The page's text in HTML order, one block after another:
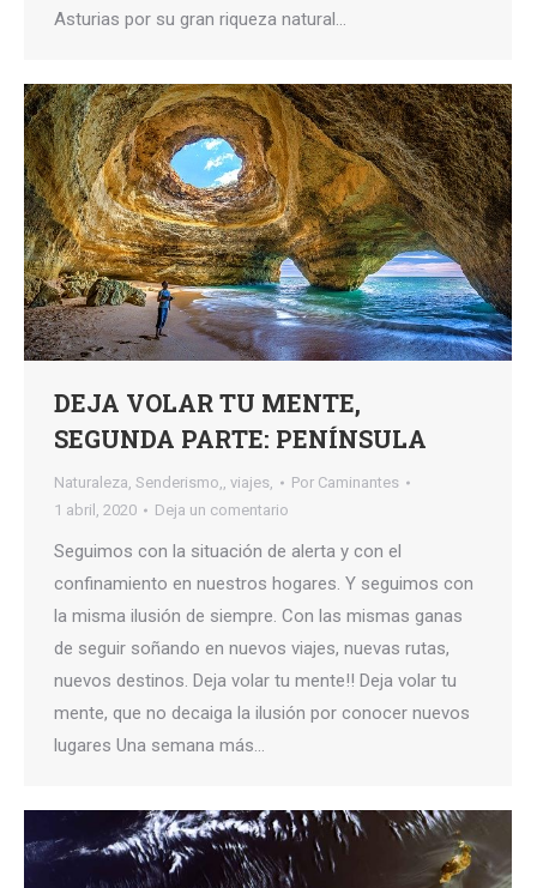
Asturias por su gran riqueza natural…
DEJA VOLAR TU MENTE,
SEGUNDA PARTE: PENÍNSULA
Naturaleza, Senderismo,, viajes, Por Caminantes
1 abril, 2020
Deja un comentario
Seguimos con la situación de alerta y con el
confinamiento en nuestros hogares. Y seguimos con
la misma ilusión de siempre. Con las mismas ganas
de seguir soñando en nuevos viajes, nuevas rutas,
nuevos destinos. Deja volar tu mente!! Deja volar tu
mente, que no decaiga la ilusión por conocer nuevos
lugares Una semana más…